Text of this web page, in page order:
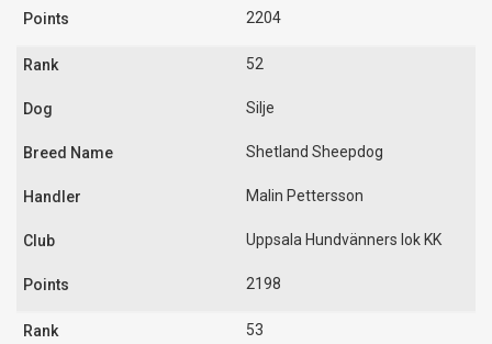
2204
52
Silje
Shetland Sheepdog
Malin Pettersson
Uppsala Hundvänners lok KK
2198
53